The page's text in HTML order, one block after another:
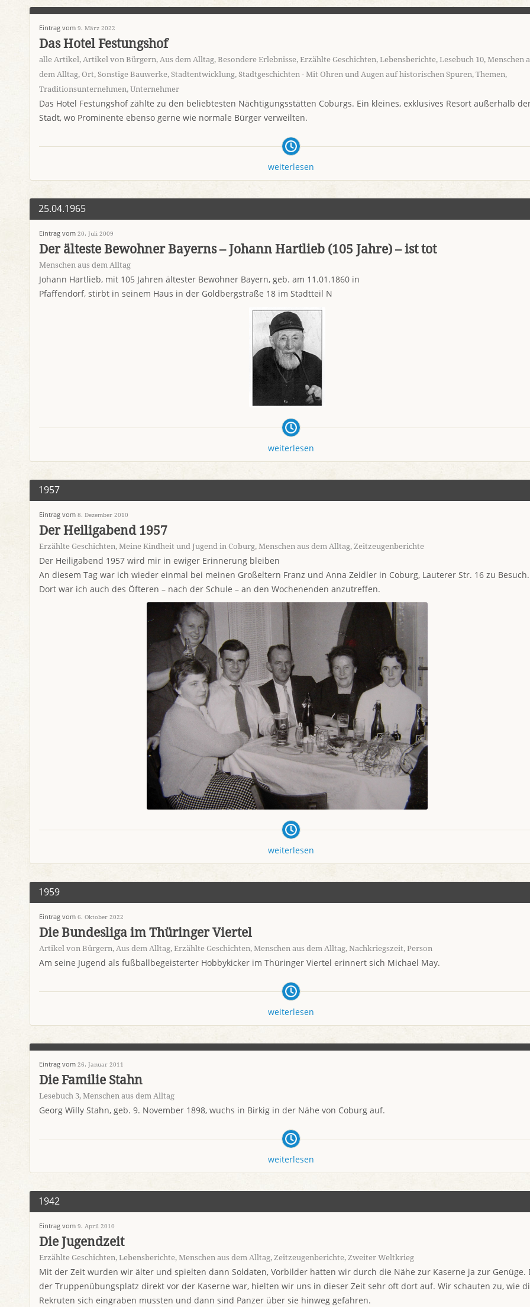
Eintrag vom 9. März 2022
Das Hotel Festungshof
alle Artikel, Artikel von Bürgern, Aus dem Alltag, Besondere Erlebnisse, Erzählte Geschichten, Lebensberichte, Lesebuch 10, Menschen
dem Alltag, Ort, Sonstige Bauwerke, Stadtentwicklung, Stadtgeschichten - Mit Ohren und Augen auf historischen Spuren, Themen,
Traditionsunternehmen, Unternehmer
Das Hotel Festungshof zählte zu den beliebtesten Nächtigungsstätten Coburgs. Ein kleines, exklusives Resort außerhalb
Stadt, wo Prominente ebenso gerne wie normale Bürger verweilten.
weiterlesen
25.04.1965
Eintrag vom 20. Juli 2009
Der älteste Bewohner Bayerns – Johann Hartlieb (105 Jahre) – ist tot
Menschen aus dem Alltag
Johann Hartlieb, mit 105 Jahren ältester Bewohner Bayern, geb. am 11.01.1860 in
Pfaffendorf, stirbt in seinem Haus in der Goldbergstraße 18 im Stadtteil N
weiterlesen
1957
Eintrag vom 8. Dezember 2010
Der Heiligabend 1957
Erzählte Geschichten, Meine Kindheit und Jugend in Coburg, Menschen aus dem Alltag, Zeitzeugenberichte
Der Heiligabend 1957 wird mir in ewiger Erinnerung bleiben
An diesem Tag war ich wieder einmal bei meinen Großeltern Franz und Anna Zeidler in Coburg, Lauterer Str. 16 zu Besuch.
Dort war ich auch des Öfteren – nach der Schule – an den Wochenenden anzutreffen.
weiterlesen
1959
Eintrag vom 6. Oktober 2022
Die Bundesliga im Thüringer Viertel
Artikel von Bürgern, Aus dem Alltag, Erzählte Geschichten, Menschen aus dem Alltag, Nachkriegszeit, Person
Am seine Jugend als fußballbegeisterter Hobbykicker im Thüringer Viertel erinnert sich Michael May.
weiterlesen
Eintrag vom 26. Januar 2011
Die Familie Stahn
Lesebuch 3, Menschen aus dem Alltag
Georg Willy Stahn, geb. 9. November 1898, wuchs in Birkig in der Nähe von Coburg auf.
weiterlesen
1942
Eintrag vom 9. April 2010
Die Jugendzeit
Erzählte Geschichten, Lebensberichte, Menschen aus dem Alltag, Zeitzeugenberichte, Zweiter Weltkrieg
Mit der Zeit wurden wir älter und spielten dann Soldaten, Vorbilder hatten wir durch die Nähe zur Kaserne ja zur Genüge.
der Truppenübungsplatz direkt vor der Kaserne war, hielten wir uns in dieser Zeit sehr oft dort auf. Wir schauten zu, wie
Rekruten sich eingraben mussten und dann sind Panzer über sie hinweg gefahren.